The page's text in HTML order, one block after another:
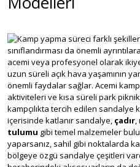
Kamp yapma süreci farklı
sınıflandırması da önemli
acemi veya profesyonel olarak
uzun süreli açık hava yaşamının
önemli faydalar sağlar. Acemi
aktiviteleri ve kısa süreli park
kampçılıkta tercih edilen
içerisinde katlanır sandalye, çadır,
tulumu gibi temel malzemeler
yaparsanız, sahil gibi noktalarda
bölgeye özgü sandalye çeşitleri